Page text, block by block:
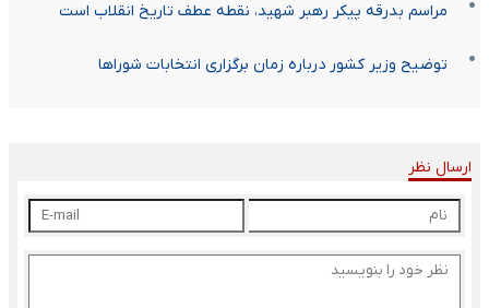
مراسم بدرقه پیکر رهبر شهید، نقطه عطف تاریخ انقلاب است
توضیح وزیر کشور درباره زمان برگزاری انتخابات شورا‌ها
ارسال نظر